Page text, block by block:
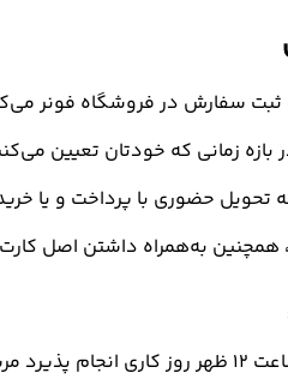
ثبت سفارش در فروشگاه فونر
زمانی که خودتان تعیین
تحویل حضوری با پرداخت و یا
همچنین به‌همراه داشتن اصل
اگر سفارش قبل از ساعت ۱۲ ظهر